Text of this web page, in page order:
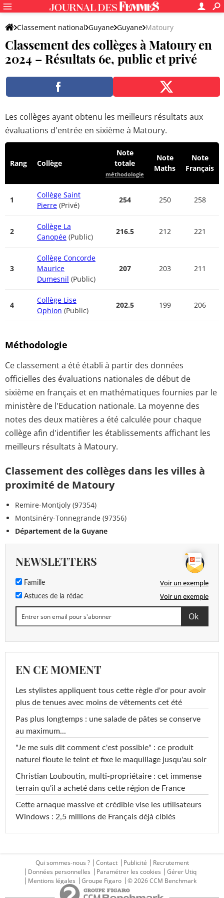
Classement national Guyane Guyane Matoury
Classement des collèges à Matoury en
2024 – Résultats 6e, public et privé
Les collèges ayant obtenu les meilleurs résultats aux
évaluations d'entrée en sixième à Matoury.
Rang Collège
Note
totale
méthodologie
Note
Maths
Note
Français
1
Collège Saint
Pierre (Privé)
254 250 258
2
Collège La
Canopée (Public)
216.5 212 221
3
Collège Concorde
Maurice
Dumesnil (Public)
207 203 211
4
Collège Lise
Ophion (Public)
202.5 199 206
Méthodologie
Ce classement a été établi à partir des données
officielles des évaluations nationales de début de
sixième en français et en mathématiques fournies par le
ministère de l'Education nationale. La moyenne des
notes des deux matières a été calculée pour chaque
collège afin d'identifier les établissements affichant les
meilleurs résultats à Matoury.
Classement des collèges dans les villes à
proximité de Matoury
Remire-Montjoly (97354)
Montsinéry-Tonnegrande (97356)
Département de la Guyane
NEWSLETTERS
Famille Voir un exemple
Astuces de la rédac Voir un exemple
EN CE MOMENT
Les stylistes appliquent tous cette règle d'or pour avoir
plus de tenues avec moins de vêtements cet été
Pas plus longtemps : une salade de pâtes se conserve
au maximum...
"Je me suis dit comment c'est possible" : ce produit
naturel floute le teint et fixe le maquillage jusqu'au soir
Christian Louboutin, multi-propriétaire : cet immense
terrain qu'il a acheté dans cette région de France
Cette arnaque massive et crédible vise les utilisateurs
Windows : 2,5 millions de Français déjà ciblés
Qui sommes-nous ? Contact Publicité
Recrutement
Données personnelles
Paramétrer les cookies
Gérer Utiq
Mentions légales
Groupe Figaro © 2026 CCM Benchmark